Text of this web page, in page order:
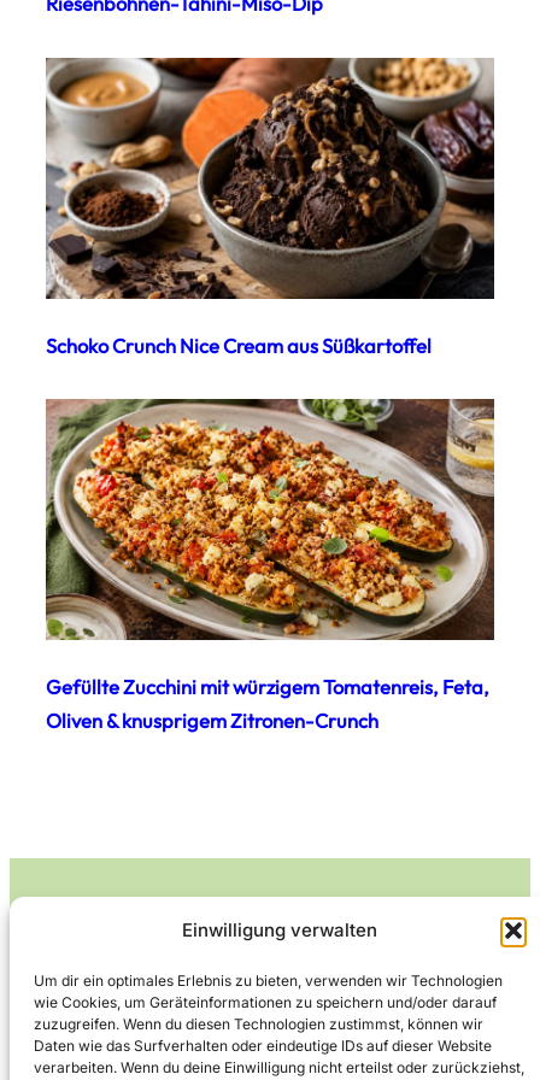
Einwilligung verwalten
Um dir ein optimales Erlebnis zu bieten, verwenden wir Technologien
wie Cookies, um Geräteinformationen zu speichern und/oder darauf
zuzugreifen. Wenn du diesen Technologien zustimmst, können wir
Daten wie das Surfverhalten oder eindeutige IDs auf dieser Website
verarbeiten. Wenn du deine Einwilligung nicht erteilst oder zurückziehst,
Schoko Crunch Nice Cream aus Süßkartoffel
Gefüllte Zucchini mit würzigem Tomatenreis, Feta,
Oliven & knusprigem Zitronen-Crunch
Leckerlife
Lecker essen – gesund leben.